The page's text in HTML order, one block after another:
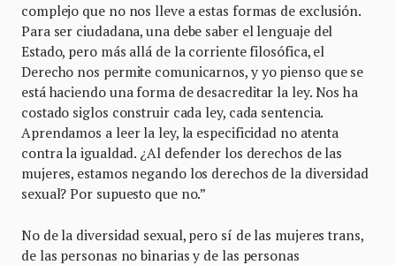
complejo que no nos lleve a estas formas de exclusión.
Para ser ciudadana, una debe saber el lenguaje del
Estado, pero más allá de la corriente filosófica, el
Derecho nos permite comunicarnos, y yo pienso que se
está haciendo una forma de desacreditar la ley. Nos ha
costado siglos construir cada ley, cada sentencia.
Aprendamos a leer la ley, la especificidad no atenta
contra la igualdad. ¿Al defender los derechos de las
mujeres, estamos negando los derechos de la diversidad
sexual? Por supuesto que no.”
No de la diversidad sexual, pero sí de las mujeres trans,
de las personas no binarias y de las personas